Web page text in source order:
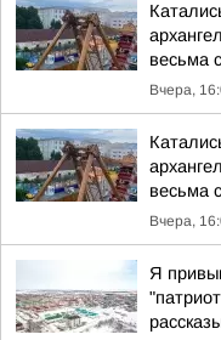
весьма
Вчера,
весьма
Вчера,
Я